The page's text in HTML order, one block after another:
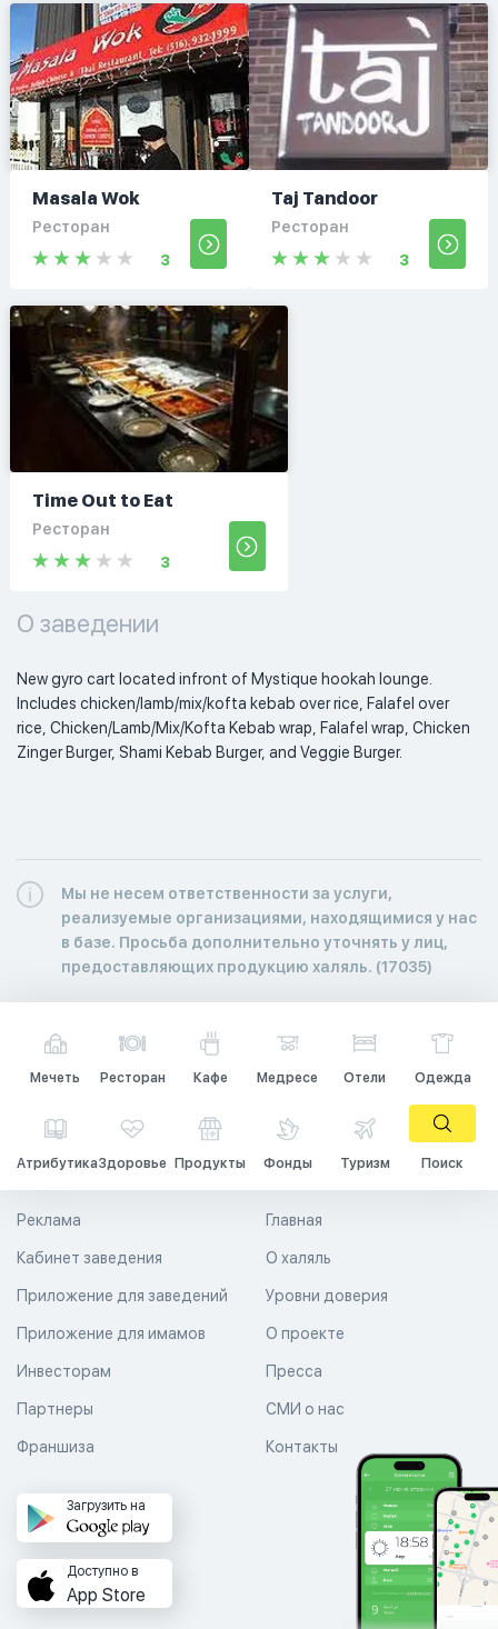
Masala Wok
Ресторан
3
Taj Tandoor
Ресторан
3
Time Out to Eat
Ресторан
3
О заведении
New gyro cart located infront of Mystique hookah lounge.
Includes chicken/lamb/mix/kofta kebab over rice, Falafel over
rice, Chicken/Lamb/Mix/Kofta Kebab wrap, Falafel wrap, Chicken
Zinger Burger, Shami Kebab Burger, and Veggie Burger.
Мы не несем ответственности за услуги,
реализуемые организациями, находящимися у нас
в базе. Просьба дополнительно уточнять у лиц,
предоставляющих продукцию халяль. (17035)
Мечеть Ресторан Кафе Медресе Отели Одежда
АтрибутикаЗдоровье Продукты Фонды Туризм Поиск
Главная
О халяль
Уровни доверия
Реклама
Кабинет заведения
Приложение для заведений
Приложение для имамов О проекте
Пресса
СМИ о нас
Контакты
Инвесторам
Партнеры
Франшиза
Загрузить на
Доступно в
App Store